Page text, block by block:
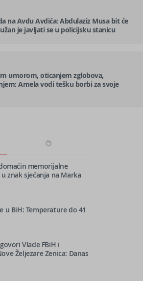
na Avdu Avdića: Abdulaziz Musa bit će
je javljati se u policijsku stanicu
umorom, oticanjem zglobova,
Amela vodi tešku borbi za svoje
memorijalne
znak sjećanja na Marka
u BiH: Temperature do 41
Vlade FBiH i
Željezare Zenica: Danas